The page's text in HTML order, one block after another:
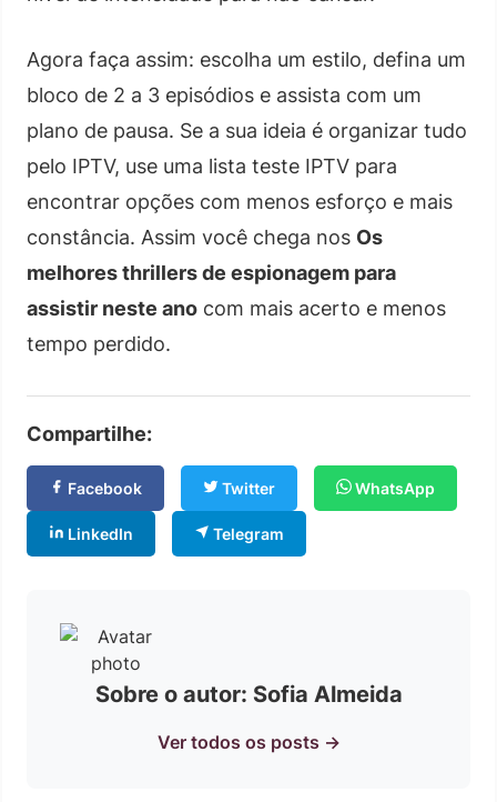
Agora faça assim: escolha um estilo, defina um
bloco de 2 a 3 episódios e assista com um
plano de pausa. Se a sua ideia é organizar tudo
pelo IPTV, use uma lista teste IPTV para
encontrar opções com menos esforço e mais
constância. Assim você chega nos Os
melhores thrillers de espionagem para
assistir neste ano com mais acerto e menos
tempo perdido.
Compartilhe:
Facebook Twitter WhatsApp
LinkedIn Telegram
Sobre o autor: Sofia Almeida
Ver todos os posts →